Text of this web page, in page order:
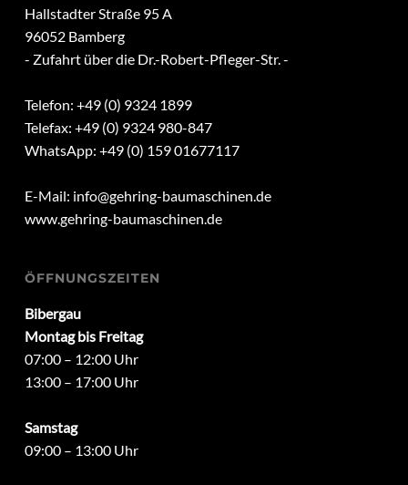
Hallstadter Straße 95 A
96052 Bamberg
- Zufahrt über die Dr.-Robert-Pfleger-Str. -
Telefon: +49 (0) 9324 1899
Telefax: +49 (0) 9324 980-847
WhatsApp: +49 (0) 159 01677117
E-Mail: info@gehring-baumaschinen.de
www.gehring-baumaschinen.de
ÖFFNUNGSZEITEN
Bibergau
Montag bis Freitag
07:00 – 12:00 Uhr
13:00 – 17:00 Uhr
Samstag
09:00 – 13:00 Uhr